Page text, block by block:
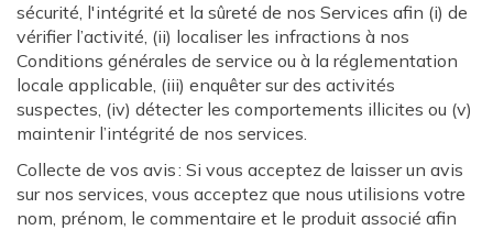
sécurité, l'intégrité et la sûreté de nos Services afin (i) de
vérifier l’activité, (ii) localiser les infractions à nos
Conditions générales de service ou à la réglementation
locale applicable, (iii) enquêter sur des activités
suspectes, (iv) détecter les comportements illicites ou (v)
maintenir l’intégrité de nos services.
Collecte de vos avis : Si vous acceptez de laisser un avis
sur nos services, vous acceptez que nous utilisions votre
nom, prénom, le commentaire et le produit associé afin